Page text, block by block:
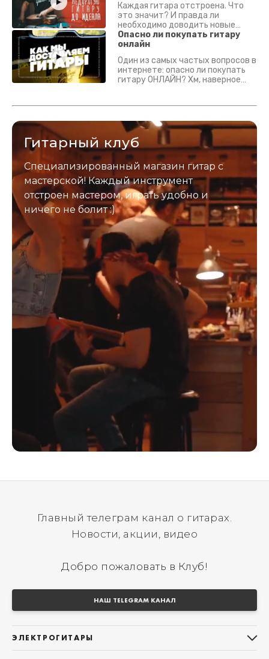
Каждая гитара отстроена. Что
это значит? И правда ли
необходимо доводить новые
гитары? Если кратко - да.
Подробно - в видео :)
Опасно ли покупать гитару
онлайн
Один из самых частых вопросов в
интернете: опасно ли покупать
гитару ОНЛАЙН? Хм, наверное
застрахован. Случись что -
Гитарный клуб
Специализированный магазин гитар с
мастерской! Каждый инструмент
отстроен мастером, играть удобно и
ничего не болит :)
Главный телеграм канал о гитарах.
Новости, акции, видео
Добро пожаловать в Клуб!
НАШ TELEGRAM КАНАЛ
ЭЛЕКТРОГИТАРЫ